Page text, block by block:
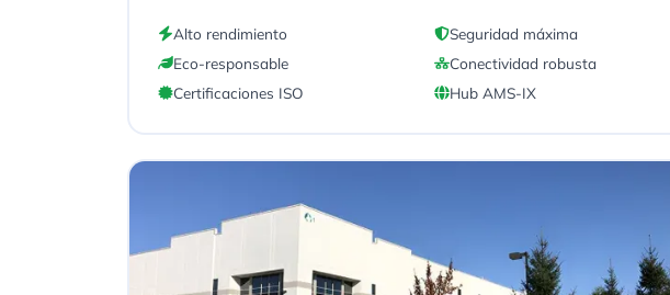
Alto rendimiento
Seguridad máxima
Eco-responsable
Conectividad robusta
Certificaciones ISO
Hub AMS-IX